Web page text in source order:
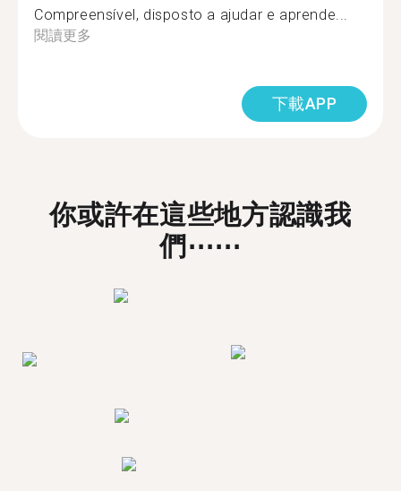
Compreensível, disposto a ajudar e aprende...
閱讀更多
下載APP
你或許在這些地方認識我
們⋯⋯